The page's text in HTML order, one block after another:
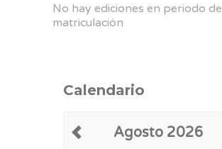
No hay ediciones en periodo de
matriculación
Calendario
Agosto 2026